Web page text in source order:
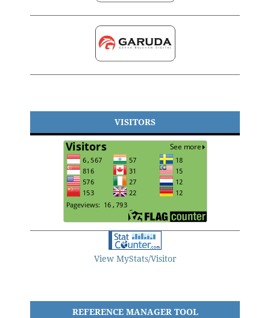
VISITORS
View MyStats/Visitor
REFERENCE MANAGER TOOL